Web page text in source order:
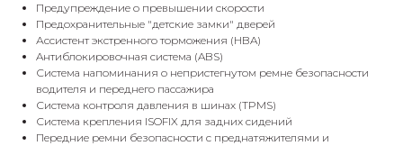
Предупреждение о превышении скорости
Предохранительные "детские замки" дверей
Ассистент экстренного торможения (HBA)
Aнтиблокировочная система (ABS)
Система напоминания о непристегнутом ремне безопасности
водителя и переднего пассажира
Система контроля давления в шинах (TPMS)
Система крепления ISOFIX для задних сидений
Передние ремни безопасности с преднатяжителями и